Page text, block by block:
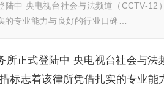
中 央电视台社会与法频道（CCTV-12
专业能力与良好的行业口碑…
所正式登陆中 央电视台社会与法
标志着该律所凭借扎实的专业能